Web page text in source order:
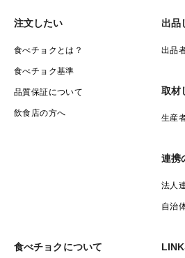
注文したい
食べチョクとは？
食べチョク基準
品質保証について
飲食店の方へ
出品
出品
取材
生産
連携
法人
自治
食べチョクについて